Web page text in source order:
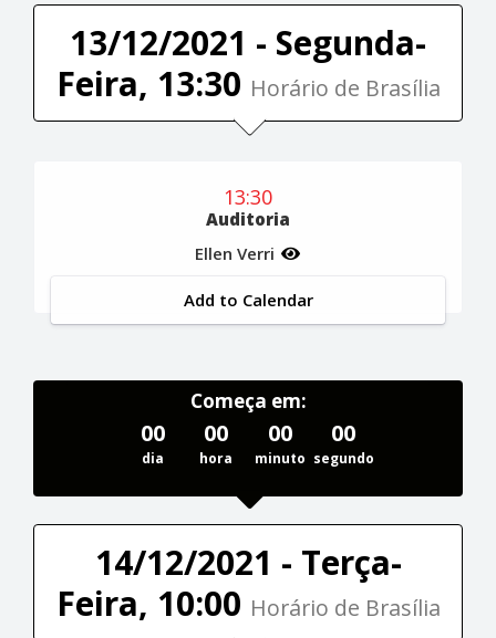
13/12/2021 - Segunda-
Feira, 13:30 Horário de Brasília
13:30
Auditoria
Ellen Verri
Add to Calendar
Começa em:
00
dia
00
hora
00
minuto
00
segundo
14/12/2021 - Terça-
Feira, 10:00 Horário de Brasília